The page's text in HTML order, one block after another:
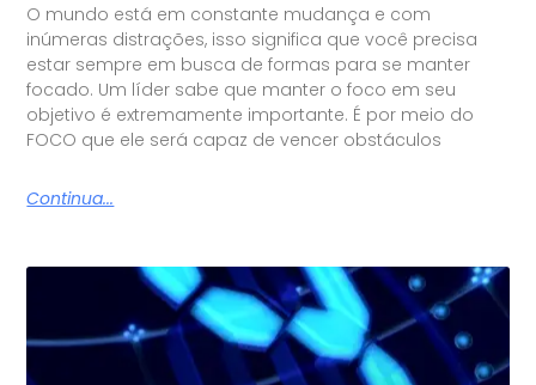
O mundo está em constante mudança e com
inúmeras distrações, isso significa que você precisa
estar sempre em busca de formas para se manter
focado. Um líder sabe que manter o foco em seu
objetivo é extremamente importante. É por meio do
FOCO que ele será capaz de vencer obstáculos
Continua...